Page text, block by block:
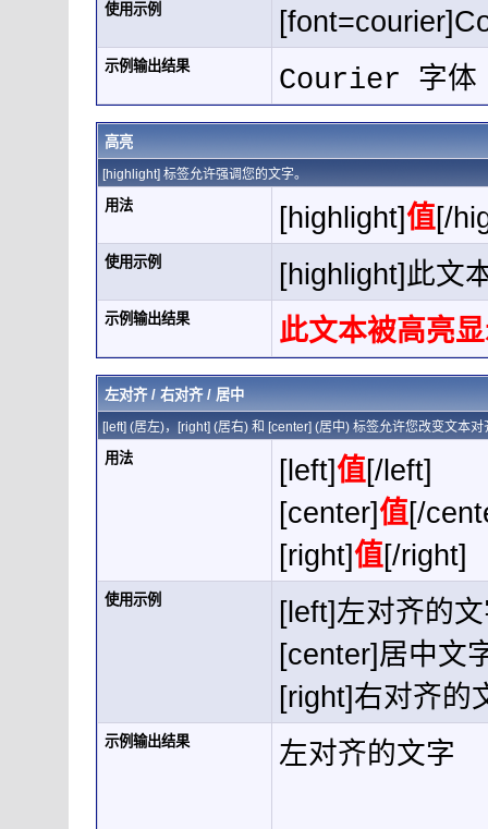
使用示例
示例输出结果 Courier 字体
高亮
[highlight] 标签允许强调您的文字。
用法 [highlight]值[/
使用示例 [highlight]此文
示例输出结果 此文本被高亮
左对齐 / 右对齐 / 居中
[left] (居左)，[right] (居右) 和 [center] (居中) 标签允许您改变文本对
用法 [left]值[/left]
[center]值[/
[right]值[/right]
使用示例
[left]左对齐的
[center]居中文
[right]右对齐的
示例输出结果 左对齐的文字